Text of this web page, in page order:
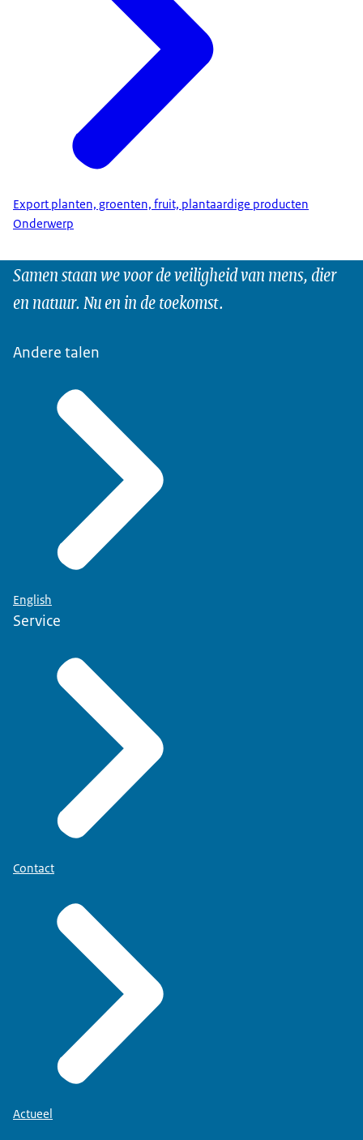
Export planten, groenten, fruit, plantaardige producten
Onderwerp
Samen staan we voor de veiligheid van mens, dier
en natuur. Nu en in de toekomst.
Andere talen
English
Service
Contact
Actueel